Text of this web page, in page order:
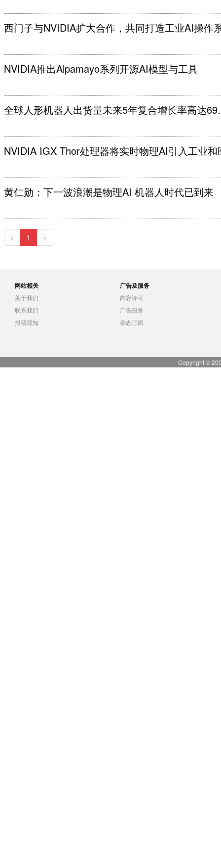
西门子与NVIDIA扩大合作，共同打造工业AI操作
NVIDIA推出Alpamayo系列开源AI模型与工具
全球人形机器人出货量未来5年复合增长率高达
NVIDIA IGX Thor处理器将实时物理AI引入工业
黄仁勋：下一波浪潮是物理AI 机器人时代已到来
< 1 >
网站相关
关于我们
联系我们
投稿须知
广告及服务
内容许可
广告服务
杂志订阅
Copyright ©